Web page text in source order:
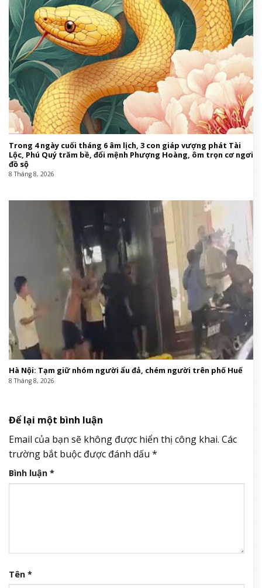
Trong 4 ngày cuối tháng 6 âm lịch, 3 con giáp vượng phát Tài
Lộc, Phú Quý trăm bề, đổi mệnh Phượng Hoàng, ôm trọn cơ ngơi
đồ sộ
8 Tháng 8, 2026
Hà Nội: Tạm giữ nhóm người ẩu đả, chém người trên phố Huế
8 Tháng 8, 2026
Để lại một bình luận
Email của bạn sẽ không được hiển thị công khai. Các
trường bắt buộc được đánh dấu *
Bình luận *
Tên *